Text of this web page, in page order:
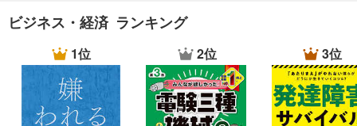
ビジネス・経済 ランキング
1位 2位 3位